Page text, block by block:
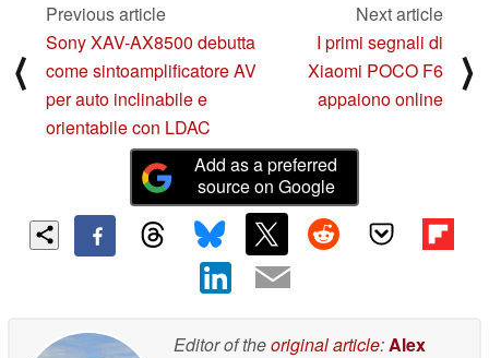
⟨
Previous article
Sony XAV-AX8500 debutta
come sintoamplificatore AV
per auto inclinabile e
orientabile con LDAC
Next article
I primi segnali di
Xiaomi POCO F6
appaiono online
⟩
Add as a preferred
source on Google
Editor of theoriginal article:Alex